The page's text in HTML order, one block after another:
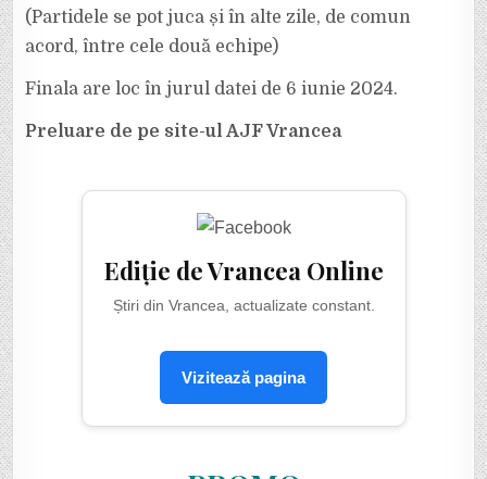
(Partidele se pot juca și în alte zile, de comun
acord, între cele două echipe)
Finala are loc în jurul datei de 6 iunie 2024.
Preluare de pe site-ul AJF Vrancea
Ediție de Vrancea Online
Știri din Vrancea, actualizate constant.
Vizitează pagina